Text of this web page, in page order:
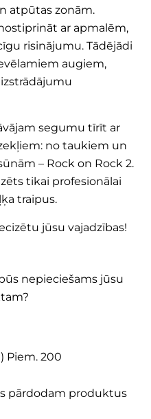
atpūtas zonām.
ar apmalēm,
risinājumu. Tādējādi
augiem,
segumu tīrīt ar
no taukiem un
– Rock on Rock 2.
tikai profesionālai
traipus.
jūsu vajadzības!
nepieciešams jūsu
pārdodam produktus